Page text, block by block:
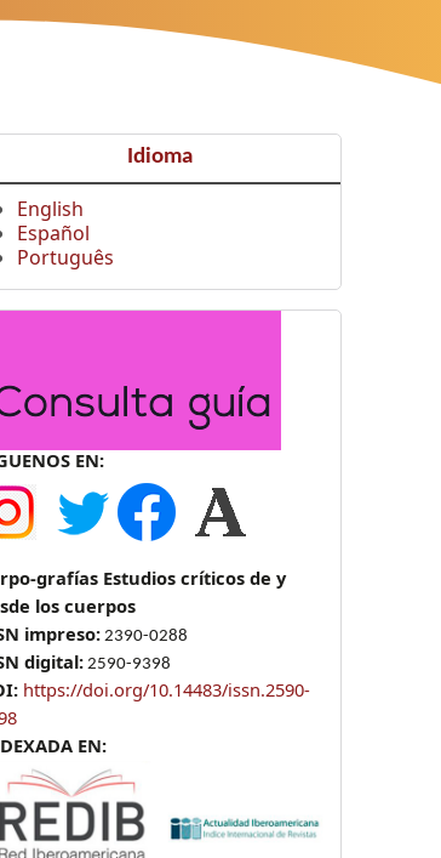
Idioma
English
Español
Português
EN:
grafías Estudios críticos de y
los cuerpos
impreso:2390-0288
digital:2590-9398
https://doi.org/10.14483/issn.2590-
EN: